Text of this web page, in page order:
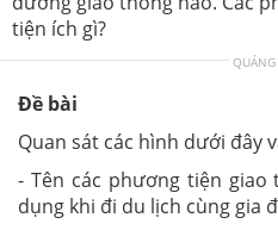
tiện ích gì?
QUẢNG
Đề bài
Quan sát các hình dưới đây
- Tên các phương tiện
dụng khi đi du lịch cùng gia